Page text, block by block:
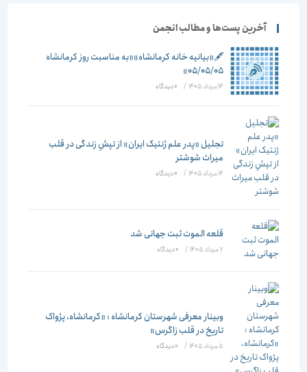
آخرین پست‌ها و مطالب انجمن
🖋️«بیانیه خانه کرمانشاه»«به مناسبت روز کرمانشاه
۰۵/۰۵/۰۵»
14 مرداد 1405 / ۰ دیدگاه
تجلیل «پدر علم ژنتیک ایران» از تپشِ زندگی در قلب
میراث شوشتر
14 مرداد 1405 / ۰ دیدگاه
قلعه الموت ثبت جهانی شد
/ ۰ دیدگاه
وبینار معرفی شهرستان کرمانشاه : «کرمانشاه، پژواک
تاریخ در قلب زاگرس»
/ ۰ دیدگاه